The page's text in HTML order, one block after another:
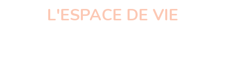
L'ESPACE DE VIE